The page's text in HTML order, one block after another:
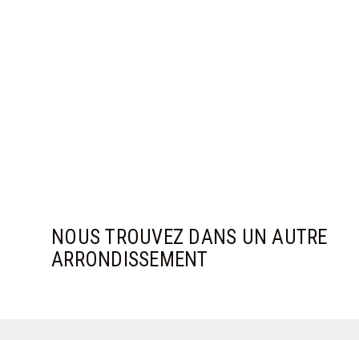
NOUS TROUVEZ DANS UN AUTRE
ARRONDISSEMENT